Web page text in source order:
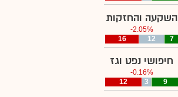
השקעה והחזקות
-2.05%
16
12 7
חיפושי נפט וגז
-0.16%
12
3 9